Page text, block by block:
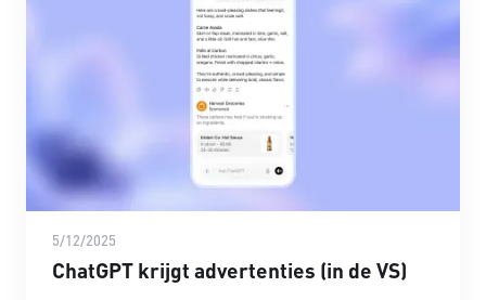
5/12/2025
ChatGPT krijgt advertenties (in de VS)